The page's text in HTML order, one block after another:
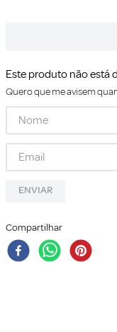
Este produto não está
Quero que me avisem
ENVIAR
Compartilhar